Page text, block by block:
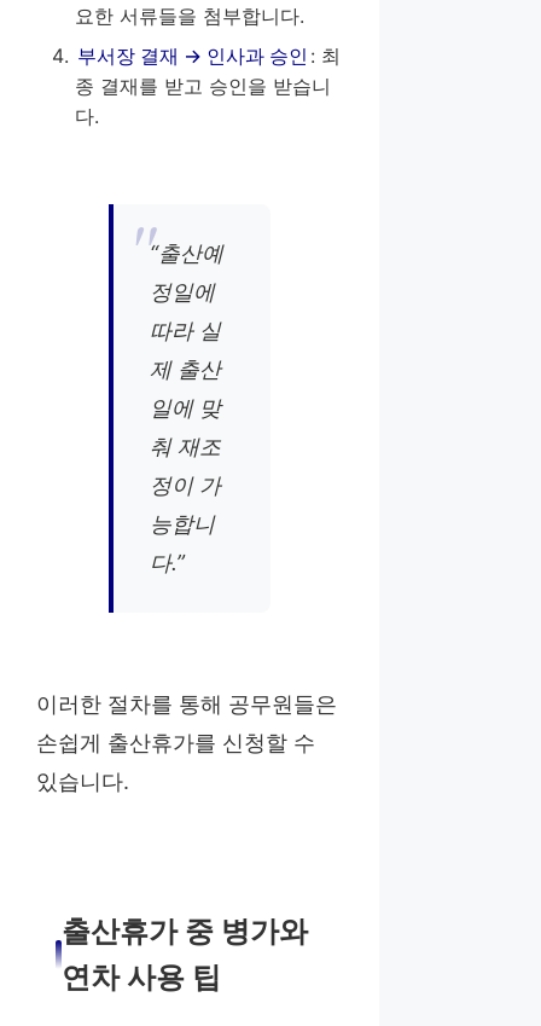
요한 서류들을 첨부합니다.
부서장 결재 → 인사과 승인 : 최
종 결재를 받고 승인을 받습니
다.
“출산예
정일에
따라 실
제 출산
일에 맞
춰 재조
정이 가
능합니
다.”
이러한 절차를 통해 공무원들은
손쉽게 출산휴가를 신청할 수
있습니다.
출산휴가 중 병가와
연차 사용 팁